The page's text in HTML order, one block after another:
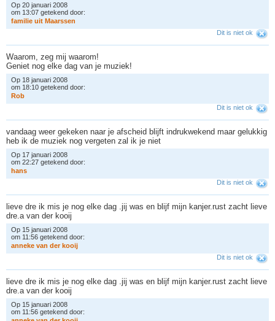
Op 20 januari 2008
om 13:07 getekend door:
familie uit Maarssen
Dit is niet ok
Waarom, zeg mij waarom!
Geniet nog elke dag van je muziek!
Op 18 januari 2008
om 18:10 getekend door:
Rob
Dit is niet ok
vandaag weer gekeken naar je afscheid blijft indrukwekend maar gelukkig
heb ik de muziek nog vergeten zal ik je niet
Op 17 januari 2008
om 22:27 getekend door:
hans
Dit is niet ok
lieve dre ik mis je nog elke dag .jij was en blijf mijn kanjer.rust zacht lieve
dre.a van der kooij
Op 15 januari 2008
om 11:56 getekend door:
anneke van der kooij
Dit is niet ok
lieve dre ik mis je nog elke dag .jij was en blijf mijn kanjer.rust zacht lieve
dre.a van der kooij
Op 15 januari 2008
om 11:56 getekend door: